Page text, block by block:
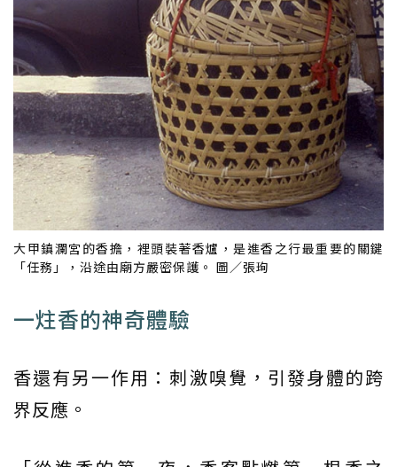
大甲鎮瀾宮的香擔，裡頭裝著香爐，是進香之行最重要的關鍵
「任務」，沿途由廟方嚴密保護。 圖／張珣
一炷香的神奇體驗
香還有另一作用：刺激嗅覺，引發身體的跨
界反應。